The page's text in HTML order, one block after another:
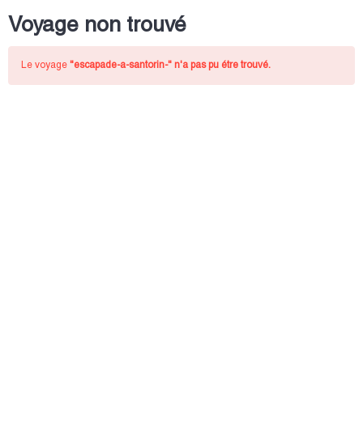
Voyage non trouvé
Le voyage "escapade-a-santorin-" n'a pas pu étre trouvé.